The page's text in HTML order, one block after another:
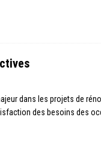
dans les projets de
des besoins des